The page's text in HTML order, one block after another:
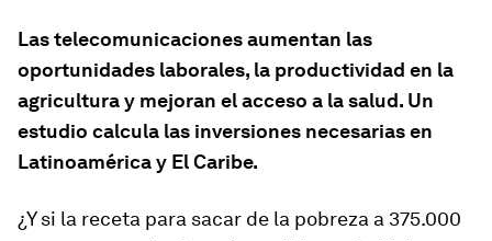
Las telecomunicaciones aumentan las
oportunidades laborales, la productividad en la
agricultura y mejoran el acceso a la salud. Un
estudio calcula las inversiones necesarias en
Latinoamérica y El Caribe.
¿Y si la receta para sacar de la pobreza a 375.000